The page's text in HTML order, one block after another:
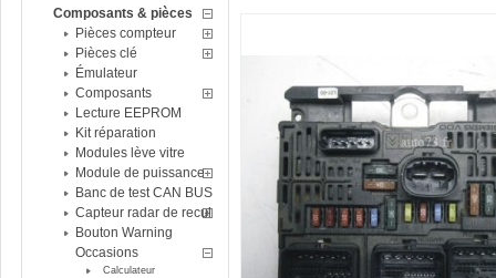
Composants & pièces
Pièces compteur
Pièces clé
Émulateur
Composants
Lecture EEPROM
Kit réparation
Modules lève vitre
Module de puissance
Banc de test CAN BUS
Capteur radar de recul
Bouton Warning
Occasions
Calculateur